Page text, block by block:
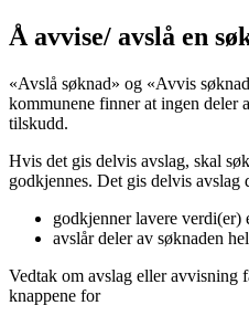
Å avvise/ avslå en
«Avslå søknad» og «Avvis
kommunene finner at ingen deler
tilskudd.
Hvis det gis delvis avslag, skal
godkjennes. Det gis delvis avslag
godkjenner lavere verdi(er)
avslår deler av søknaden
Vedtak om avslag eller avvisning
knappene for